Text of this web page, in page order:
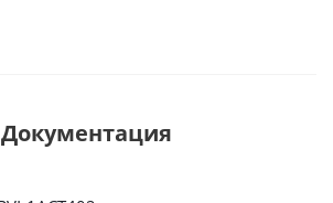
Документация